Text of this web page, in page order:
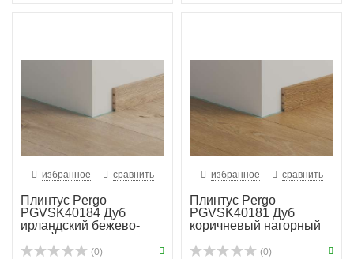
избранное сравнить
Плинтус Pergo
PGVSK40184 Дуб
ирландский бежево-
серый
(0)
избранное сравнить
Плинтус Pergo
PGVSK40181 Дуб
коричневый нагорный
(0)